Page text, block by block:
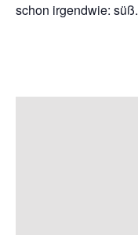
schon irgendwie: süß.